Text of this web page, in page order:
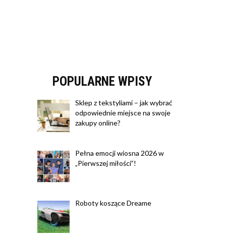
POPULARNE WPISY
Sklep z tekstyliami – jak wybrać
odpowiednie miejsce na swoje
zakupy online?
Pełna emocji wiosna 2026 w
„Pierwszej miłości”!
Roboty koszące Dreame